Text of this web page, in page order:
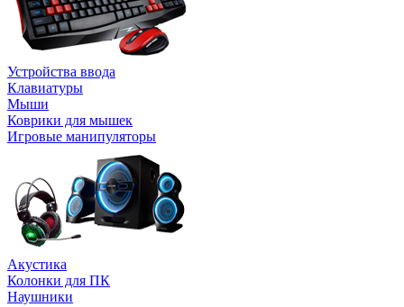
Устройства ввода
Клавиатуры
Мыши
Коврики для мышек
Игровые манипуляторы
Акустика
Колонки для ПК
Наушники